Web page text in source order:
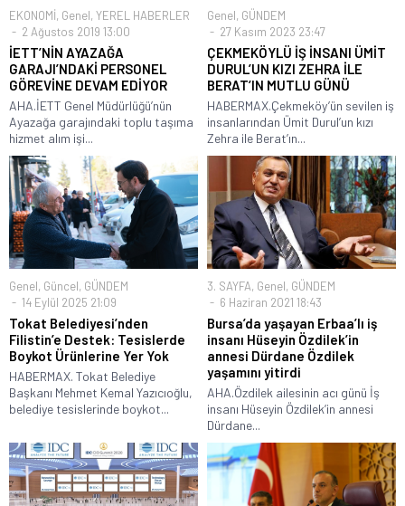
EKONOMİ, Genel, YEREL HABERLER
2 Ağustos 2019 13:00
İETT’NİN AYAZAĞA
GARAJI’NDAKİ PERSONEL
GÖREVİNE DEVAM EDİYOR
AHA.İETT Genel Müdürlüğü’nün
Ayazağa garajındaki toplu taşıma
hizmet alım işi...
Genel, GÜNDEM
27 Kasım 2023 23:47
ÇEKMEKÖYLÜ İŞ İNSANI ÜMİT
DURUL’UN KIZI ZEHRA İLE
BERAT’IN MUTLU GÜNÜ
HABERMAX.Çekmeköy’ün sevilen iş
insanlarından Ümit Durul’un kızı
Zehra ile Berat’ın...
Genel, Güncel, GÜNDEM
14 Eylül 2025 21:09
Tokat Belediyesi’nden
Filistin’e Destek: Tesislerde
Boykot Ürünlerine Yer Yok
HABERMAX. Tokat Belediye
Başkanı Mehmet Kemal Yazıcıoğlu,
belediye tesislerinde boykot...
3. SAYFA, Genel, GÜNDEM
6 Haziran 2021 18:43
Bursa’da yaşayan Erbaa’lı iş
insanı Hüseyin Özdilek’in
annesi Dürdane Özdilek
yaşamını yitirdi
AHA.Özdilek ailesinin acı günü İş
insanı Hüseyin Özdilek’in annesi
Dürdane...